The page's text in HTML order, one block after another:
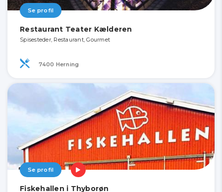
Se profil
Restaurant Teater Kælderen
Spisesteder, Restaurant, Gourmet
7400 Herning
Se profil
Fiskehallen i Thyborøn